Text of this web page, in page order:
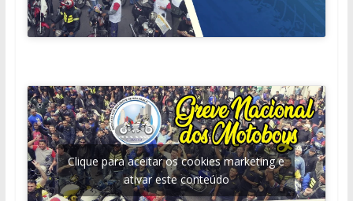
Clique para aceitar os cookies marketing e
ativar este conteúdo